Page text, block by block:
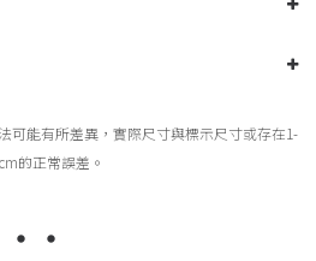
可能有所差異，實際尺寸與標示尺寸或存在1-
的正常誤差。